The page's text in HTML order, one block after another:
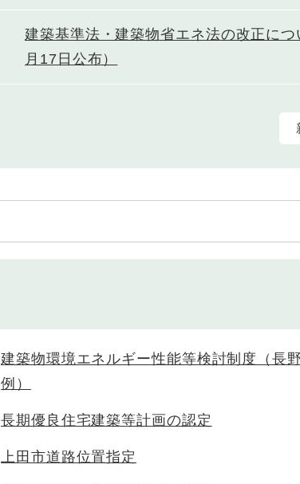
建築基準法・建築物省エネ法の改正に
月17日公布）
建築物環境エネルギー性能等検討制度（長
例）
長期優良住宅建築等計画の認定
上田市道路位置指定